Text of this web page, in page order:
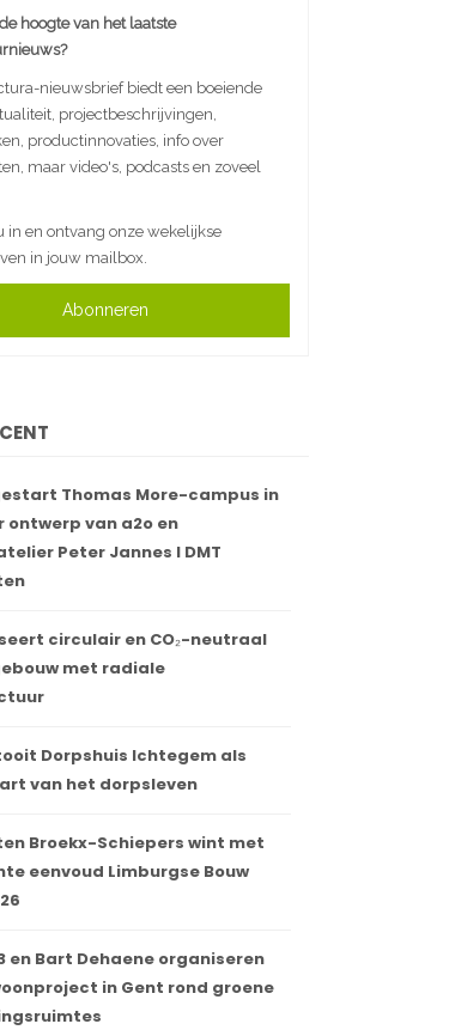
hoogte van het laatste
nieuwsbrief biedt een boeiende
projectbeschrijvingen,
productinnovaties, info over
maar video's, podcasts en zoveel
in en ontvang onze wekelijkse
in jouw mailbox.
Abonneren
Thomas More-campus in
ontwerp van a2o en
Peter Jannes I DMT
circulair en CO₂-neutraal
met radiale
Dorpshuis Ichtegem als
van het dorpsleven
Broekx-Schiepers wint met
eenvoud Limburgse Bouw
en Bart Dehaene organiseren
in Gent rond groene